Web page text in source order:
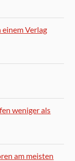
Verlag
weniger als
am meisten